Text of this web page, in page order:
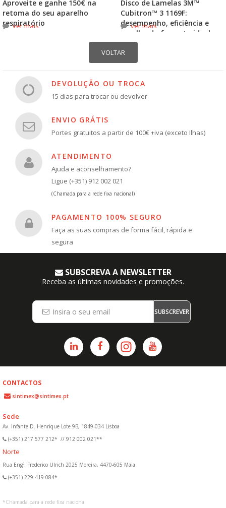
Aproveite e ganhe 150€ na
retoma do seu aparelho
respiratório
ver mais
Disco de Lamelas 3M™
Cubitron™ 3 1169F:
desempenho, eficiência e
escolha do formato ideal
ver mais
DEVOLUÇÃO OU TROCA
15 dias para trocar ou devolver
ENVIO GRÁTIS
Portes gratuitos a partir de 100€ +iva (exceto Ilhas)
ATENDIMENTO
Ajuda e aconselhamento?
Ligue (+351) 912 002 021
(Chamada para a rede fixa nacional)
PAGAMENTO 100% SEGURO
Faça as suas compras de forma fácil, rápida e
segura
SUBSCREVA A NEWSLETTER
Receba as últimas novidades e promoções.
SUBSCREVER
CONTACTOS
sintimex@sintimex.pt
Sede
Av. Infante D. Henrique Lote 9B, 1849-034 Lisboa
(+351) 217 577 212* // 912 002 021**
Norte
Rua Engº. Frederico Ulrich 2025 Moreira, 4470-605 Maia
(+351) 229 419 084*
*Chamada para a rede fixa nacional